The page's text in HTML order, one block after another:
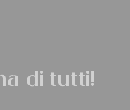
di tutti!